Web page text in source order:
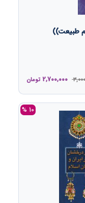
طبیعت))
2,700,000 تومان
10 %